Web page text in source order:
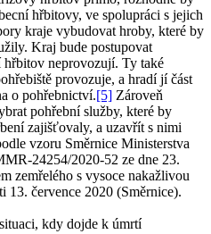
hřbitovy, ve spolupráci s jejich
kraje vybudovat hroby, které by
Kraj bude postupovat
hřbitov neprovozují. Ty také
provozuje, a hradí jí část
o pohřebnictví.[5] Zároveň
pohřební služby, které by
zajišťovaly, a uzavřít s nimi
vzoru Směrnice Ministerstva
24254/2020-52 ze dne 23.
zemřelého s vysoce nakažlivou
13. července 2020 (Směrnice).
kdy dojde k úmrtí